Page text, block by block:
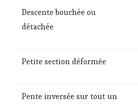
Descente bouchée ou
détachée
Petite section déformée
Pente inversée sur tout un